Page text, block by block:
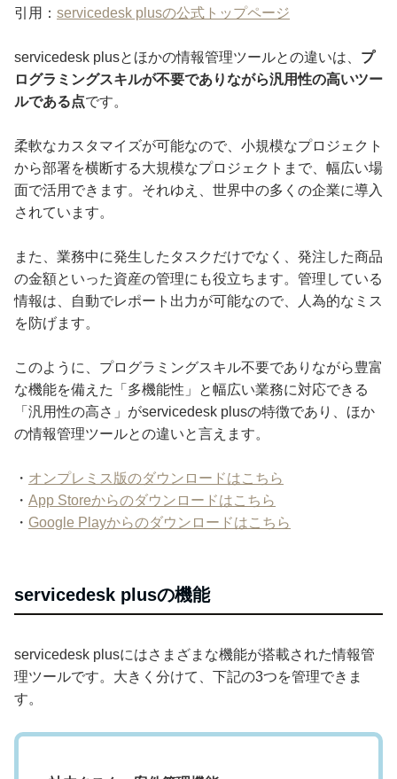
引用： servicedesk plusの公式トップページ
servicedesk plusとほかの情報管理ツールとの違いは、 プ
ログラミングスキルが不要でありながら汎用性の高いツー
ルである点です。
柔軟なカスタマイズが可能なので、小規模なプロジェクト
から部署を横断する大規模なプロジェクトまで、幅広い場
面で活用できます。それゆえ、世界中の多くの企業に導入
されています。
また、業務中に発生したタスクだけでなく、発注した商品
の金額といった資産の管理にも役立ちます。管理している
情報は、自動でレポート出力が可能なので、人為的なミス
を防げます。
このように、プログラミングスキル不要でありながら豊富
な機能を備えた「多機能性」と幅広い業務に対応できる
「汎用性の高さ」がservicedesk plusの特徴であり、ほか
の情報管理ツールとの違いと言えます。
・ オンプレミス版のダウンロードはこちら
・ App Storeからのダウンロードはこちら
・ Google Playからのダウンロードはこちら
servicedesk plusの機能
servicedesk plusにはさまざまな機能が搭載された情報管
理ツールです。大きく分けて、下記の3つを管理できま
す。